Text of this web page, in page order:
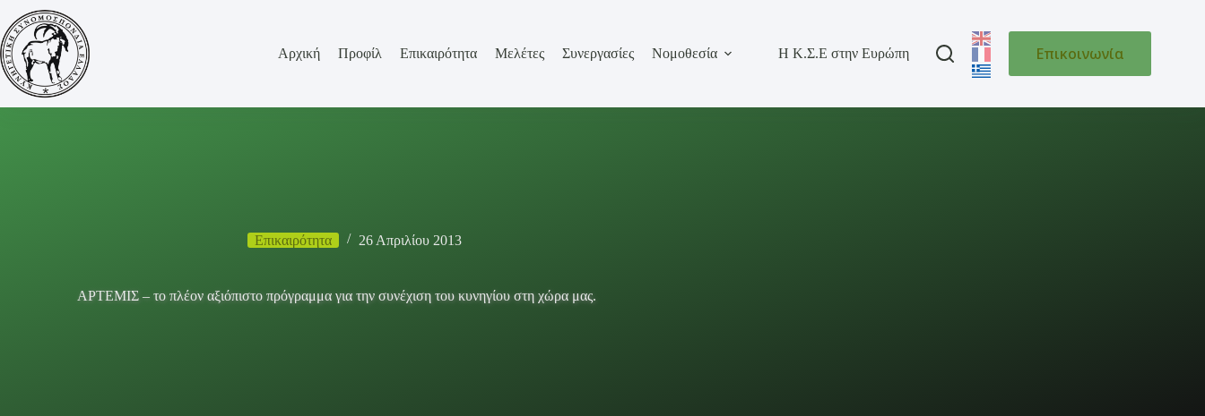
Μετάβαση
στο
περιεχόμενο
Αρχική
Προφίλ Επικαιρότητα Μελέτες Συνεργασίες Νομοθεσία Η Κ.Σ.Ε στην Ευρώπη Επικοινωνία
Επικαιρότητα 26 Απριλίου 2013
ΑΡΤΕΜΙΣ – το πλέον αξιόπιστο πρόγραμμα για την συνέχιση του κυνηγίου στη χώρα μας.